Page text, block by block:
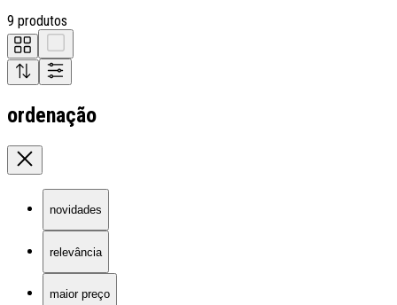
9 produtos
ordenação
novidades
relevância
maior preço